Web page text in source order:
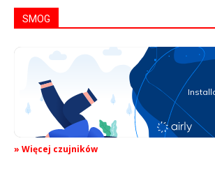
SMOG
» Więcej czujników